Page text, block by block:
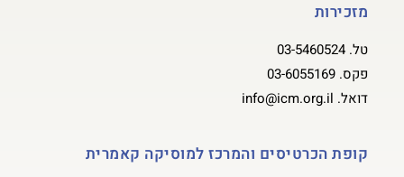
מזכירות
טל. 03-5460524
פקס. 03-6055169
דואל. info@icm.org.il
קופת הכרטיסים והמרכז למוסיקה קאמרית